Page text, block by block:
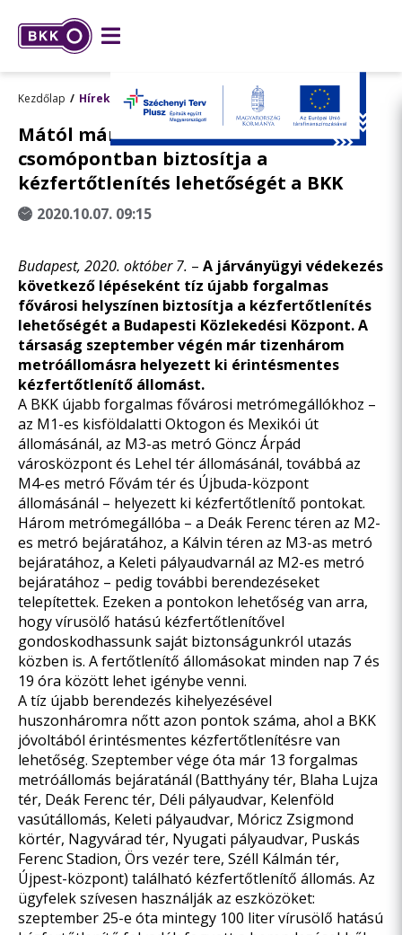
Kezdőlap Hírek
Mától már huszonhárom forgalmas
csomópontban biztosítja a
kézfertőtlenítés lehetőségét a BKK
2020.10.07. 09:15
Budapest, 2020. október 7. – A járványügyi védekezés
következő lépéseként tíz újabb forgalmas
fővárosi helyszínen biztosítja a kézfertőtlenítés
lehetőségét a Budapesti Közlekedési Központ. A
társaság szeptember végén már tizenhárom
metróállomásra helyezett ki érintésmentes
kézfertőtlenítő állomást.
A BKK újabb forgalmas fővárosi metrómegállókhoz –
az M1-es kisföldalatti Oktogon és Mexikói út
állomásánál, az M3-as metró Göncz Árpád
városközpont és Lehel tér állomásánál, továbbá az
M4-es metró Fővám tér és Újbuda-központ
állomásánál – helyezett ki kézfertőtlenítő pontokat.
Három metrómegállóba – a Deák Ferenc téren az M2-
es metró bejáratához, a Kálvin téren az M3-as metró
bejáratához, a Keleti pályaudvarnál az M2-es metró
bejáratához – pedig további berendezéseket
telepítettek. Ezeken a pontokon lehetőség van arra,
hogy vírusölő hatású kézfertőtlenítővel
gondoskodhassunk saját biztonságunkról utazás
közben is. A fertőtlenítő állomásokat minden nap 7 és
19 óra között lehet igénybe venni.
A tíz újabb berendezés kihelyezésével
huszonháromra nőtt azon pontok száma, ahol a BKK
jóvoltából érintésmentes kézfertőtlenítésre van
lehetőség. Szeptember vége óta már 13 forgalmas
metróállomás bejáratánál (Batthyány tér, Blaha Lujza
tér, Deák Ferenc tér, Déli pályaudvar, Kelenföld
vasútállomás, Keleti pályaudvar, Móricz Zsigmond
körtér, Nagyvárad tér, Nyugati pályaudvar, Puskás
Ferenc Stadion, Örs vezér tere, Széll Kálmán tér,
Újpest-központ) található kézfertőtlenítő állomás. Az
ügyfelek szívesen használják az eszközöket:
szeptember 25-e óta mintegy 100 liter vírusölő hatású